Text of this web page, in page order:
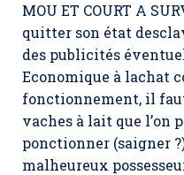
MOU ET COURT A
quitter son état
des publicités
Economique à lachat
fonctionnement, il
vaches à lait que l’on
ponctionner (saigner
malheureux